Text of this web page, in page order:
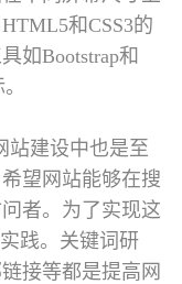
和CSS3的
如Bootstrap和
站建设中也是至
望网站能够在搜
者。为了实现这
践。关键词研
接等都是提高网